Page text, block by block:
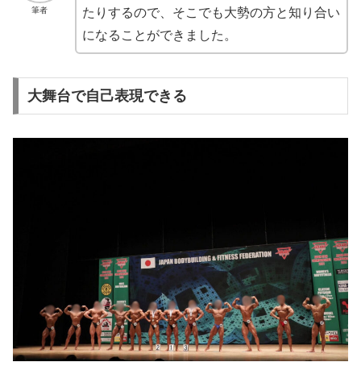
筆者 たりするので、そこでも大勢の方と知り合い
になることができました。
大舞台で自己表現できる